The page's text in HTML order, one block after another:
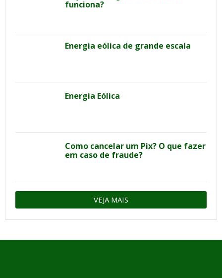
funciona?
Energia eólica de grande escala
Energia Eólica
Como cancelar um Pix? O que fazer
em caso de fraude?
VEJA MAIS